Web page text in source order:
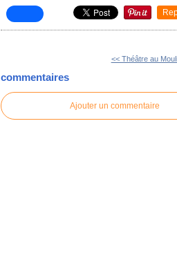
<< Théâtre au
commentaires
Ajouter un commentaire